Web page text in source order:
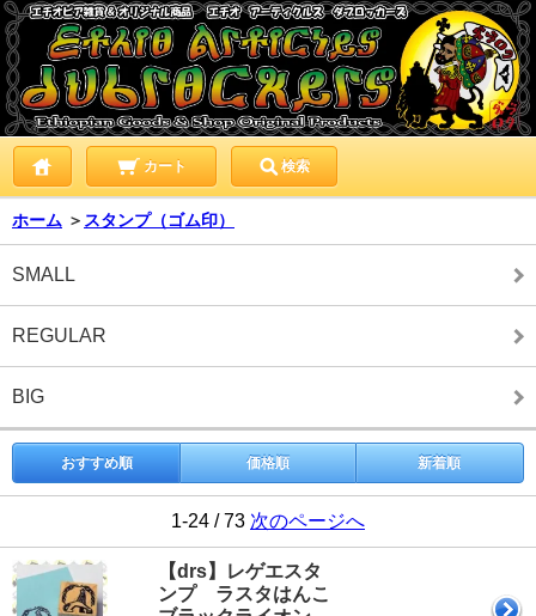
カート 検索
ホーム ＞ スタンプ（ゴム印）
SMALL
REGULAR
BIG
おすすめ順 価格順 新着順
1-24 / 73 次のページへ
【drs】レゲエスタ
ンプ ラスタはんこ